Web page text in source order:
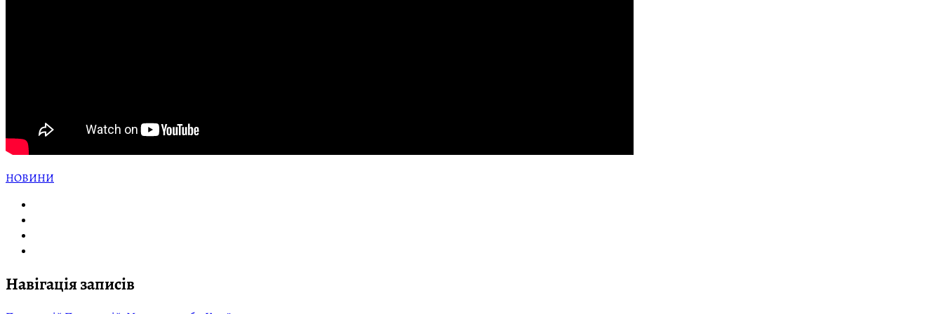
НОВИНИ
Навігація записів